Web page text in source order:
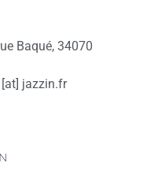
Baqué, 34070
jazzin.fr